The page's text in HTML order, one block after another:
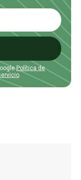
Política de
.